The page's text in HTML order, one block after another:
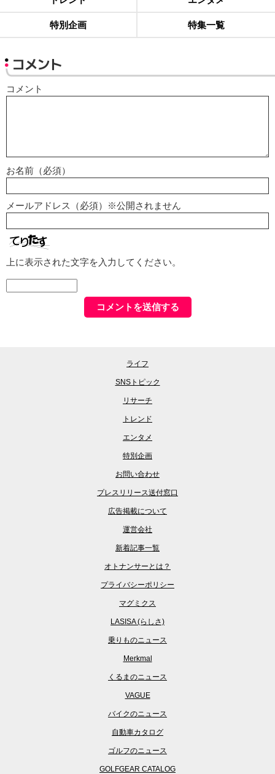
特別企画 特集一覧
コメント
コメント
お名前（必須）
メールアドレス（必須）※公開されません
上に表示された文字を入力してください。
ライフ
SNSトピック
リサーチ
トレンド
エンタメ
特別企画
お問い合わせ
プレスリリース送付窓口
広告掲載について
運営会社
新着記事一覧
オトナンサーとは？
プライバシーポリシー
マグミクス
LASISA (らしさ)
乗りものニュース
Merkmal
くるまのニュース
VAGUE
バイクのニュース
自動車カタログ
ゴルフのニュース
GOLFGEAR CATALOG